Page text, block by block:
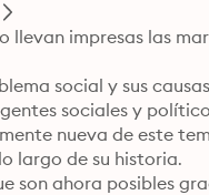
llevan impresas las
social y sus
sociales y
nueva de este
largo de su historia.
son ahora posibles